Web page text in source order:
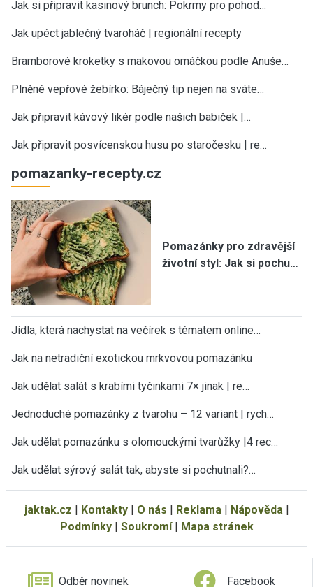
návod.
Všechny nové recepty, sezónní rady, tipy a návody
najdete v pravidelném JakTak zpravodaji ve své e-
mailové schránce. ZDARMA.
Vaše e-mailová adresa
Jak si připravit kasinový brunch: Pokrmy pro pohod…
Jak upéct jablečný tvaroháč | regionální recepty
Bramborové kroketky s makovou omáčkou podle Anuše…
Plněné vepřové žebírko: Báječný tip nejen na sváte…
Jak připravit kávový likér podle našich babiček |…
Jak připravit posvícenskou husu po staročesku | re…
pomazanky-recepty.cz
Pomazánky pro zdravější
životní styl: Jak si pochu…
Jídla, která nachystat na večírek s tématem online…
Jak na netradiční exotickou mrkvovou pomazánku
Jak udělat salát s krabími tyčinkami 7× jinak | re…
Jednoduché pomazánky z tvarohu – 12 variant | rych…
Jak udělat pomazánku s olomouckými tvarůžky |4 rec…
Jak udělat sýrový salát tak, abyste si pochutnali?…
jaktak.cz | Kontakty| O nás | Reklama | Nápověda |
Podmínky| Soukromí| Mapa stránek
Odběr novinek Facebook